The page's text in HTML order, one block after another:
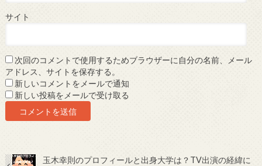
サイト
次回のコメントで使用するためブラウザーに自分の名前、メール
アドレス、サイトを保存する。
新しいコメントをメールで通知
新しい投稿をメールで受け取る
玉木幸則のプロフィールと出身大学は？TV出演の経緯に